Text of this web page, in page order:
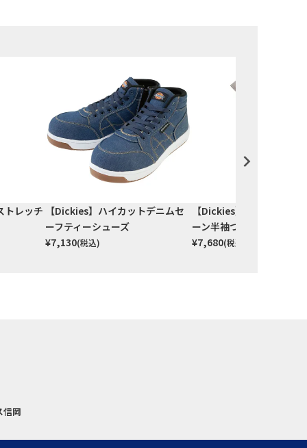
トレッチ
【Dickies】ハイカットデニムセ
ーフティーシューズ
¥7,130(税込)
【Dickies】ストレッチヘ
ーン半袖つなぎ
¥7,680(税込)
信岡